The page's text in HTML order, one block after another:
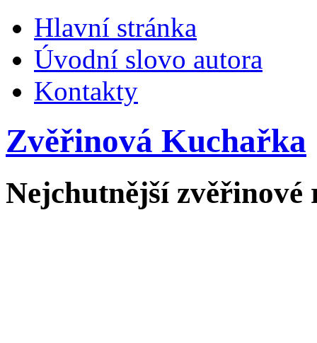
Hlavní stránka
Úvodní slovo autora
Kontakty
Zvěřinová Kuchařka
Nejchutnější zvěřinové